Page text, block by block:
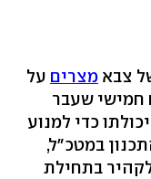
צבא מצרים על
חמישי שעבר
כדי למנוע
במטכ"ל,
בתחילת